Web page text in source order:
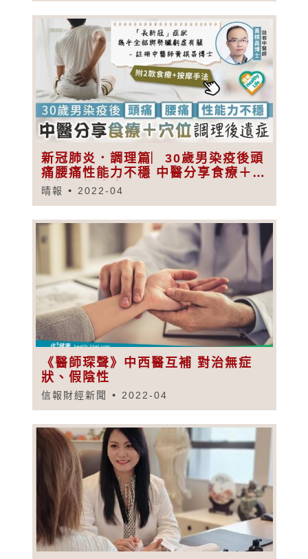
新冠肺炎．調理篇︳30歲男染疫後頭
痛腰痛性能力不穩 中醫分享食療＋穴
位調理後遺症
晴報 2022-04
《醫師琛聲》中西醫互補 對治無症
狀、假陰性
信報財經新聞 2022-04